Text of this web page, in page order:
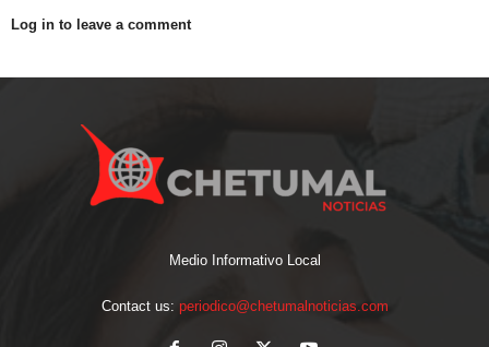
Log in to leave a comment
Medio Informativo Local
Contact us: periodico@chetumalnoticias.com